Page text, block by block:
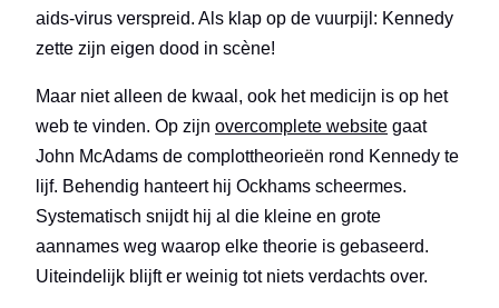
aids-virus verspreid. Als klap op de vuurpijl: Kennedy
zette zijn eigen dood in scène!
Maar niet alleen de kwaal, ook het medicijn is op het
web te vinden. Op zijn overcomplete website gaat
John McAdams de complottheorieën rond Kennedy te
lijf. Behendig hanteert hij Ockhams scheermes.
Systematisch snijdt hij al die kleine en grote
aannames weg waarop elke theorie is gebaseerd.
Uiteindelijk blijft er weinig tot niets verdachts over.